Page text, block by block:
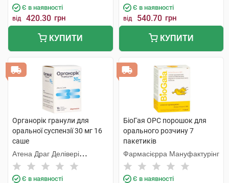
Є в наявності
від 420.30 грн
КУПИТИ
Є в наявності
від 540.70 грн
КУПИТИ
Органорік гранули для
оральної суспензії 30 мг 16
саше
Атена Драг Делівері
Солюшнз ПВТ. ЛТД
Є в наявності
БіоГая ОРС порошок для
орального розчину 7
пакетиків
Фармасієрра Мануфактурінг
Є в наявності